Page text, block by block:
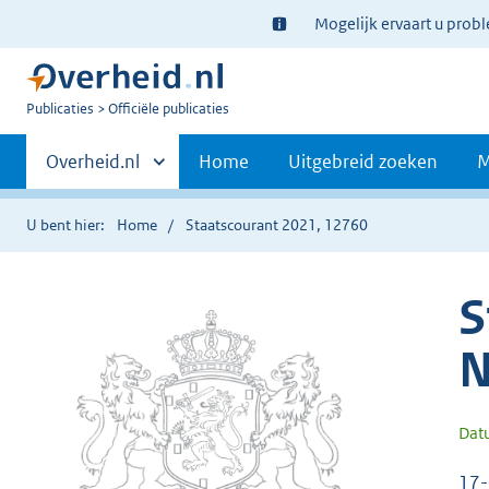
Ter
informatie:
Mogelijk ervaart u
U
Publicaties Officiële publicaties
Primaire
navigatie
Andere
sites
binnen
Overheid.nl Home Uitgebreid zoeken
U bent hier: Home Staatscourant 2021, 12760